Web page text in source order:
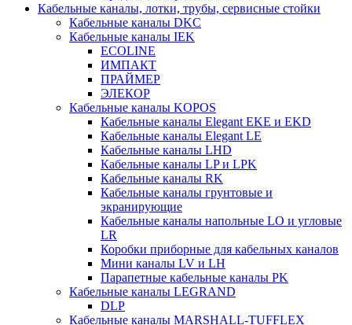
Кабельные каналы, лотки, трубы, сервисные стойки
Кабельные каналы DKC
Кабельные каналы IEK
ECOLINE
ИМПАКТ
ПРАЙМЕР
ЭЛЕКОР
Кабельные каналы KOPOS
Кабельные каналы Elegant EKE и EKD
Кабельные каналы Elegant LE
Кабельные каналы LHD
Кабельные каналы LP и LPK
Кабельные каналы RK
Кабельные каналы грунтовые и
экранирующие
Кабельные каналы напольные LO и угловые
LR
Коробки приборные для кабельных каналов
Мини каналы LV и LH
Парапетные кабельные каналы PK
Кабельные каналы LEGRAND
DLP
Кабельные каналы MARSHALL-TUFFLEX